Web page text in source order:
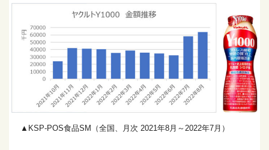
▲KSP-POS食品SM（全国、月次 2021年8月～2022年7月）